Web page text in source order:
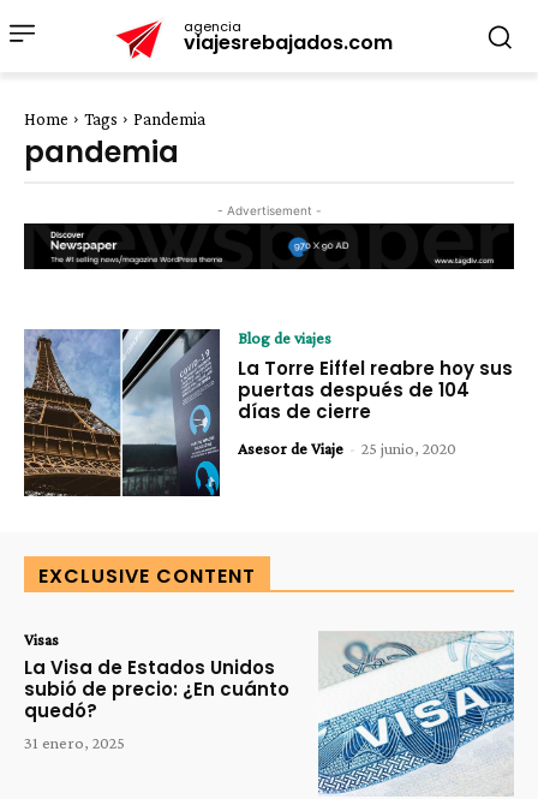
agencia
viajesrebajados.com
Home Tags Pandemia
pandemia
- Advertisement -
Blog de viajes
La Torre Eiffel reabre hoy sus
puertas después de 104
días de cierre
Asesor de Viaje - 25 junio, 2020
EXCLUSIVE CONTENT
Visas
La Visa de Estados Unidos
subió de precio: ¿En cuánto
quedó?
31 enero, 2025